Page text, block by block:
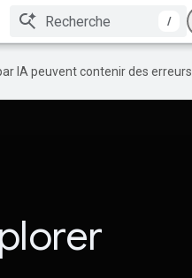
/
IA peuvent contenir des erreurs.